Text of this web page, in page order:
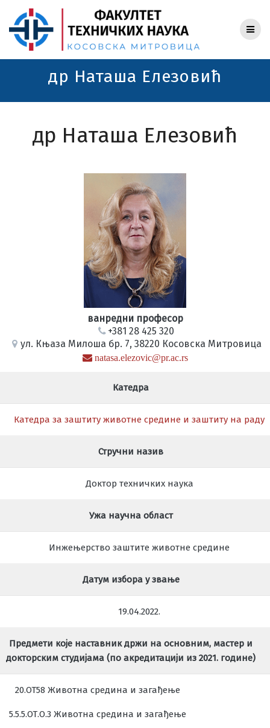
to
content
др Наташа Елезовић
др Наташа Елезовић
ванредни професор
+381 28 425 320
ул. Књаза Милоша бр. 7, 38220 Косовска Митровица
natasa.elezovic@pr.ac.rs
Катедра
Катедра за заштиту животне средине и заштиту на раду
Стручни назив
Доктор техничких наука
Ужа научна област
Инжењерство заштите животне средине
Датум избора у звање
19.04.2022.
Предмети које наставник држи на основним, мастер и
докторским студијама (по акредитацији из 2021. године)
20.ОТ58 Животна средина и загађење
5.5.5.ОТ.О.3 Животна средина и загађење